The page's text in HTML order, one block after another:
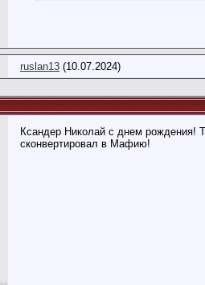
ruslan13 (10.07.2024)
Ксандер Николай с днем рождения!
сконвертировал в Мафию!